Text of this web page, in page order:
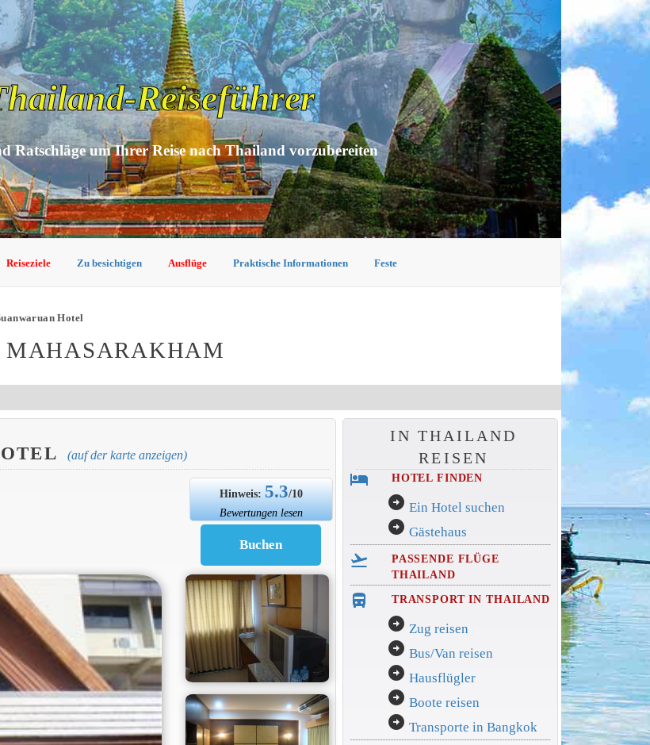
Reiseführer
Ratschläge um Ihrer Reise nach Thailand vorzubereiten
Reiseziele Zu besichtigen Ausflüge Praktische Informationen Feste
Hotel
MAHASARAKHAM
(auf der karte anzeigen)
Hinweis:5.3/10
Bewertungen lesen
IN THAILAND
REISEN
hotel HOTEL FINDEN
arrow_circle_right Ein Hotel suchen
arrow_circle_right Gästehaus
flight_takeoff
PASSENDE FLÜGE
THAILAND
directions_bus_filled TRANSPORT IN THAILAND
arrow_circle_right Zug reisen
arrow_circle_right Bus/Van reisen
arrow_circle_right Hausflügler
arrow_circle_right Boote reisen
arrow_circle_right Transporte in Bangkok